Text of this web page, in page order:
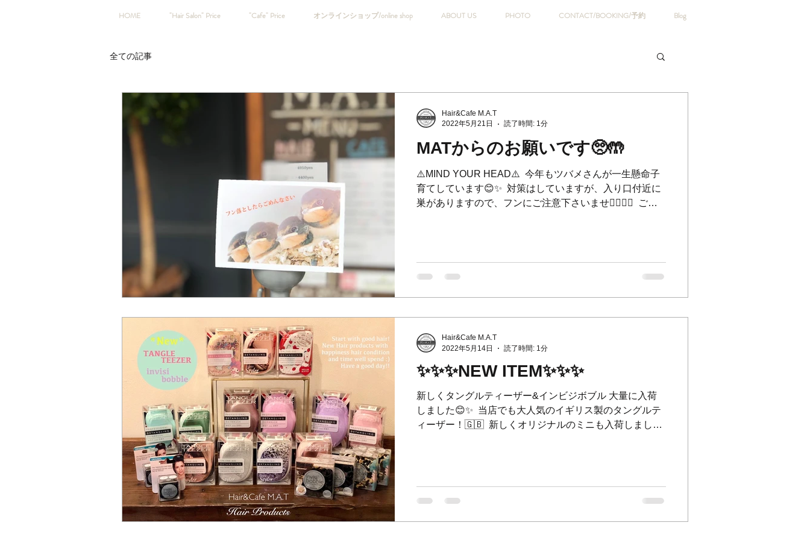
HOME "Hair Salon" Price "Cafe" Price オンラインショップ/online shop ABOUT US PHOTO CONTACT/BOOKING/予約 Blog
全ての記事
MATからのお願いです🥺🤲
⚠️MIND YOUR HEAD⚠️ ⁡ 今年もツバメさんが一生懸命子
育てしています😊✨ ⁡ 対策はしていますが、入り口付近に
巣がありますので、フンにご注意下さいませ🙇‍♀️🙇‍♂️ ⁡ ご協
Hair&Cafe M.A.T
2022年5月21日
読了時間: 1分
✨✨✨NEW ITEM✨✨✨
新しくタングルティーザー&インビジボブル 大量に入荷
しました😊✨ ⁡ 当店でも大人気のイギリス製のタングルテ
ィーザー！🇬🇧 ⁡ 新しくオリジナルのミニも入荷しました
Hair&Cafe M.A.T
2022年5月14日
読了時間: 1分